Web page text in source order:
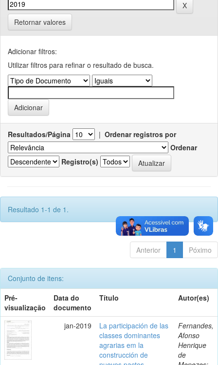
Retornar valores
Adicionar filtros:
Utilizar filtros para refinar o resultado de busca.
Resultados/Página | Ordenar registros por
Ordenar
Registro(s)
Resultado 1-1 de 1.
Anterior 1 Póximo
Conjunto de itens:
Pré-
visualização
Data do
documento
Título Autor(es)
jan-2019
La participación de las
classes dominantes
agrarias em la
construcción de
Fernandes,
Afonso
Henrique
de